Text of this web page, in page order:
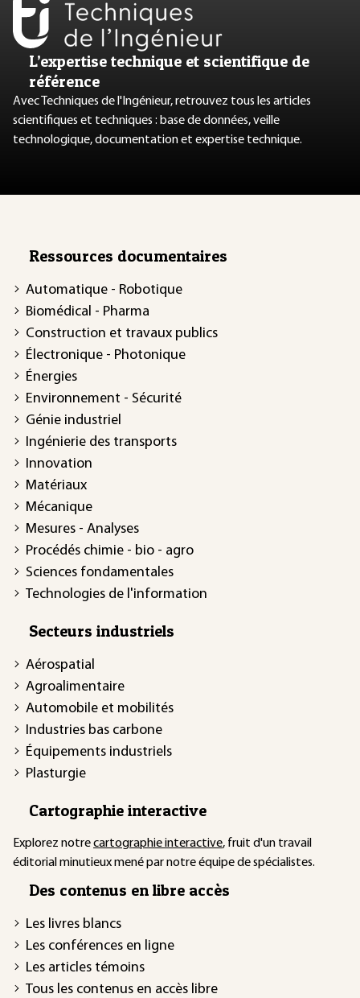
L’expertise technique et scientifique de
référence
Avec Techniques de l'Ingénieur, retrouvez tous les articles
scientifiques et techniques : base de données, veille
technologique, documentation et expertise technique.
Ressources documentaires
Automatique - Robotique
Biomédical - Pharma
Construction et travaux publics
Électronique - Photonique
Énergies
Environnement - Sécurité
Génie industriel
Ingénierie des transports
Innovation
Matériaux
Mécanique
Mesures - Analyses
Procédés chimie - bio - agro
Sciences fondamentales
Technologies de l'information
Secteurs industriels
Aérospatial
Agroalimentaire
Automobile et mobilités
Industries bas carbone
Équipements industriels
Plasturgie
Cartographie interactive
Explorez notrecartographie interactive, fruit d'un travail
éditorial minutieux mené par notre équipe de spécialistes.
Des contenus en libre accès
Les livres blancs
Les conférences en ligne
Les articles témoins
Tous les contenus en accès libre